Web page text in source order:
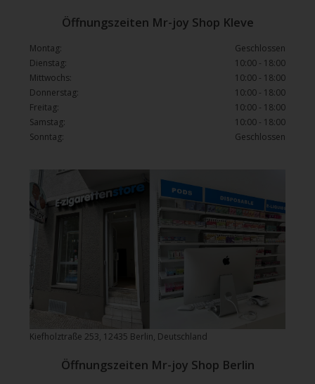
Kiefholztraße 253, 12435 Berlin, Deutschland
Öffnungszeiten Mr-joy Shop Kleve
Montag:
Geschlossen
Dienstag:
10:00 - 18:00
Mittwochs:
10:00 - 18:00
Donnerstag:
10:00 - 18:00
Freitag:
10:00 - 18:00
Samstag:
10:00 - 18:00
Sonntag:
Geschlossen
Öffnungszeiten Mr-joy Shop Berlin